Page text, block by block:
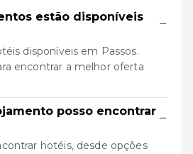
estão disponíveis
−
disponíveis em Passos.
encontrar a melhor oferta
posso encontrar −
hotéis, desde opções